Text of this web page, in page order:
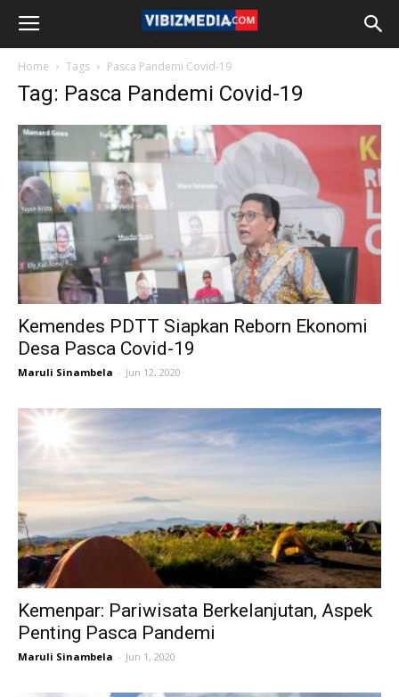
Home Tags Pasca Pandemi Covid-19
Tag: Pasca Pandemi Covid-19
Kemendes PDTT Siapkan Reborn Ekonomi
Desa Pasca Covid-19
Maruli Sinambela - Jun 12, 2020
Kemenpar: Pariwisata Berkelanjutan, Aspek
Penting Pasca Pandemi
Maruli Sinambela - Jun 1, 2020